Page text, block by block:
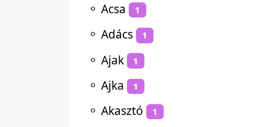
⚬ Acsa 1
⚬ Adács 1
⚬ Ajak 1
⚬ Ajka 1
⚬ Akasztó 1